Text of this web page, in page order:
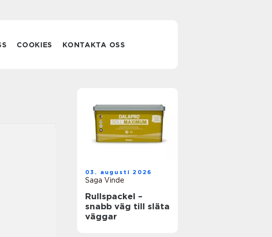
COOKIES KONTAKTA OSS
03. augusti 2026
Saga Vinde
Rullspackel –
snabb väg till släta
väggar